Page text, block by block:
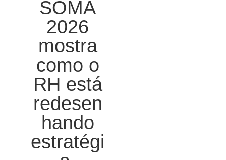
SOMA
2026
mostra
como o
RH está
redesen
hando
estratégi